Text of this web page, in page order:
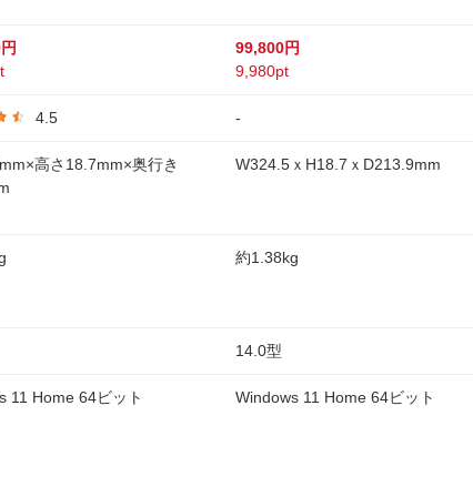
4.5
高さ18.7mm×奥行き
11 Home 64ビット
99,800円
9,980pt
-
W324.5ｘH18.7ｘD213.9mm
約1.38kg
14.0型
Windows 11 Home 64ビット